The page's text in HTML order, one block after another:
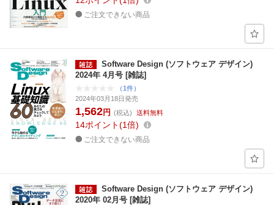
ご注文できない商品
Software Design (ソフトウェア デザイン)
2024年 4月号 [雑誌]
（1件）
2024年03月18日発売
1,562円 (税込) 送料無料
14ポイント 1倍
ご注文できない商品
Software Design (ソフトウェア デザイン)
2020年 02月号 [雑誌]